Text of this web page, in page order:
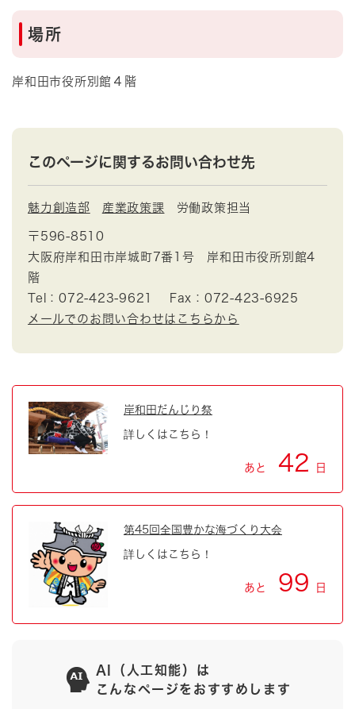
場所
岸和田市役所別館４階
このページに関するお問い合わせ先
魅力創造部 産業政策課 労働政策担当
〒596-8510
大阪府岸和田市岸城町7番1号 岸和田市役所別館4
階
Tel：072-423-9621
Fax：072-423-6925
メールでのお問い合わせはこちらから
岸和田だんじり祭
詳しくはこちら！
あと 42 日
第45回全国豊かな海づくり大会
詳しくはこちら！
あと 99 日
AI（人工知能）は
こんなページをおすすめします